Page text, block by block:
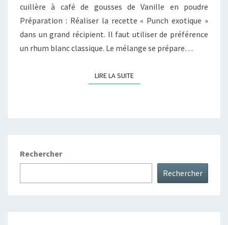
cuillère à café de gousses de Vanille en poudre
Préparation : Réaliser la recette « Punch exotique »
dans un grand récipient. Il faut utiliser de préférence
un rhum blanc classique. Le mélange se prépare…
LIRE LA SUITELIRE LA SUITE
Rechercher
Rechercher